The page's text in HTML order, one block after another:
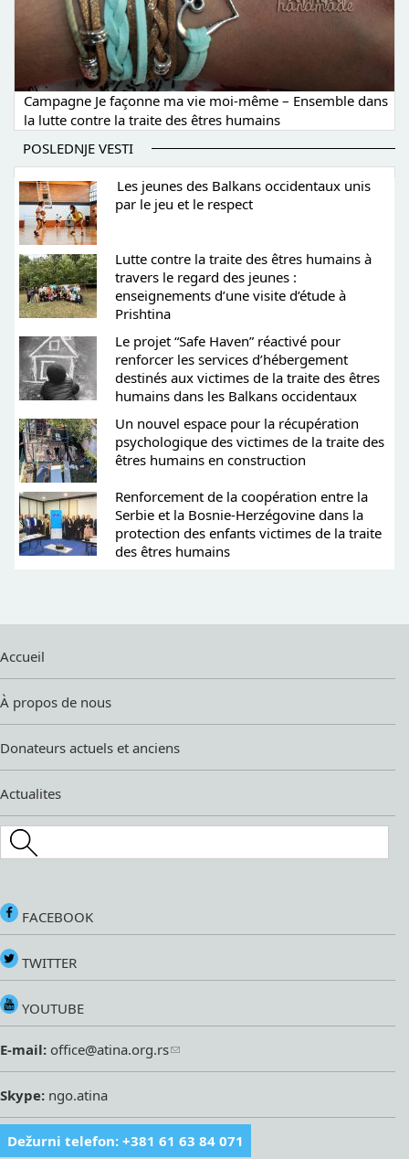
Campagne Je façonne ma vie moi-même – Ensemble dans
la lutte contre la traite des êtres humains
POSLEDNJE VESTI
Les jeunes des Balkans occidentaux unis
par le jeu et le respect
Lutte contre la traite des êtres humains à
travers le regard des jeunes :
enseignements d’une visite d’étude à
Prishtina
Le projet “Safe Haven” réactivé pour
renforcer les services d’hébergement
destinés aux victimes de la traite des êtres
humains dans les Balkans occidentaux
Un nouvel espace pour la récupération
psychologique des victimes de la traite des
êtres humains en construction
Renforcement de la coopération entre la
Serbie et la Bosnie-Herzégovine dans la
protection des enfants victimes de la traite
des êtres humains
Accueil
À propos de nous
Donateurs actuels et anciens
Actualites
Search this site
FACEBOOK
TWITTER
YOUTUBE
E-mail: office@atina.org.rs
Skype: ngo.atina
Dežurni telefon: +381 61 63 84 071